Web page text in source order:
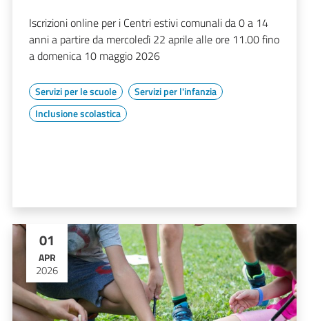
Iscrizioni online per i Centri estivi comunali da 0 a 14
anni a partire da mercoledì 22 aprile alle ore 11.00 fino
a domenica 10 maggio 2026
Servizi per le scuole
Servizi per l'infanzia
Inclusione scolastica
01
APR
2026